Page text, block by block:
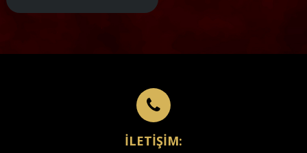
İLETİŞİM: